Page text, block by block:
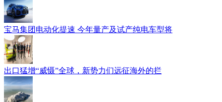
宝马集团电动化提速 今年量产及试产纯电车型将
出口猛增“威慑”全球，新势力们远征海外的拦